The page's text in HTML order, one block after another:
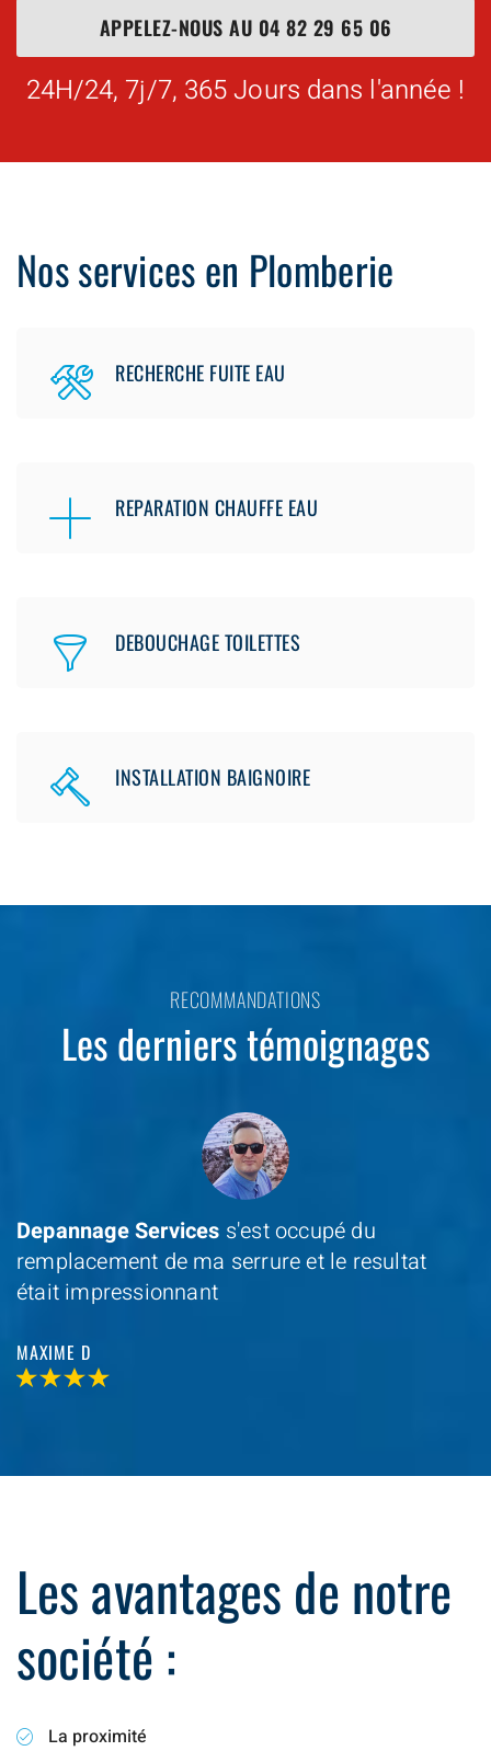
APPELEZ-NOUS AU 04 82 29 65 06
24H/24, 7j/7, 365 Jours dans l'année !
Nos services en Plomberie
RECHERCHE FUITE EAU
REPARATION CHAUFFE EAU
DEBOUCHAGE TOILETTES
INSTALLATION BAIGNOIRE
RECOMMANDATIONS
Les derniers témoignages
Depannage Services s'est occupé du
remplacement de ma serrure et le resultat
était impressionnant
MAXIME D
Les avantages de notre
société :
La proximité